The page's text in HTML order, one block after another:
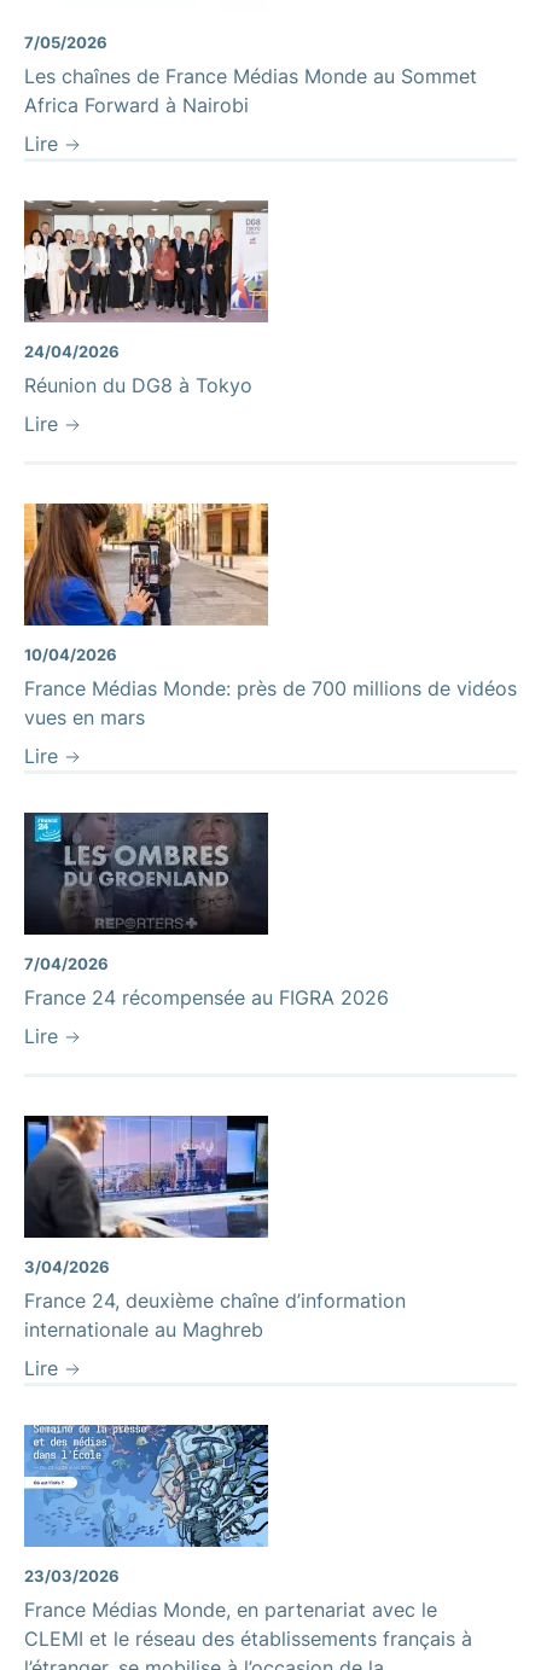
7/05/2026
Les chaînes de France Médias Monde au Sommet
Africa Forward à Nairobi
Lire
24/04/2026
Réunion du DG8 à Tokyo
Lire
10/04/2026
France Médias Monde: près de 700 millions de vidéos
vues en mars
Lire
7/04/2026
France 24 récompensée au FIGRA 2026
Lire
3/04/2026
France 24, deuxième chaîne d’information
internationale au Maghreb
Lire
23/03/2026
France Médias Monde, en partenariat avec le
CLEMI et le réseau des établissements français à